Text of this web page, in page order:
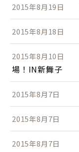
2015年8月19日
2015年8月18日
2015年8月10日
場！IN新舞子
2015年8月7日
2015年8月7日
2015年8月7日